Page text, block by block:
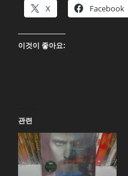
X Facebook
이것이 좋아요:
관련